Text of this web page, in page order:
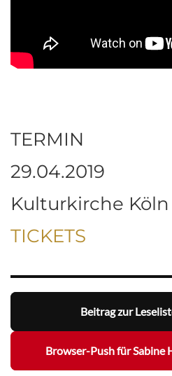
TERMIN
29.04.2019
Kulturkirche Köln
TICKETS
Beitrag zur
Browser-Push für Sabine